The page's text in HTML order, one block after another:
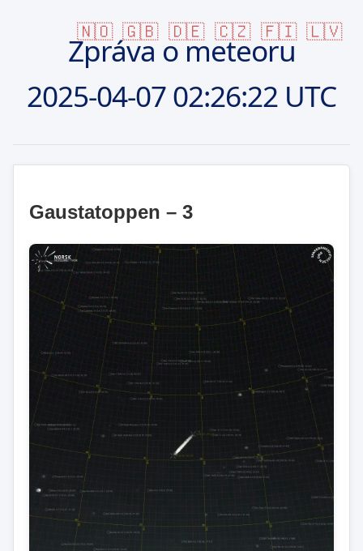
🇳🇴 🇬🇧 🇩🇪 🇨🇿 🇫🇮 🇱🇻
Zpráva o meteoru
2025-04-0702:26:22 UTC
Gaustatoppen – 3